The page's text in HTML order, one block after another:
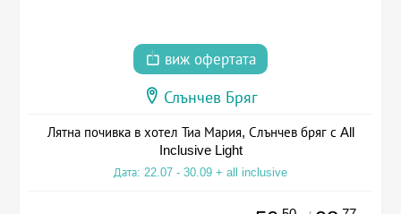
виж офертата
Слънчев Бряг
Лятна почивка в хотел Тиа Мария, Слънчев бряг с All
Inclusive Light
Дата: 22.07 - 30.09 + all inclusive